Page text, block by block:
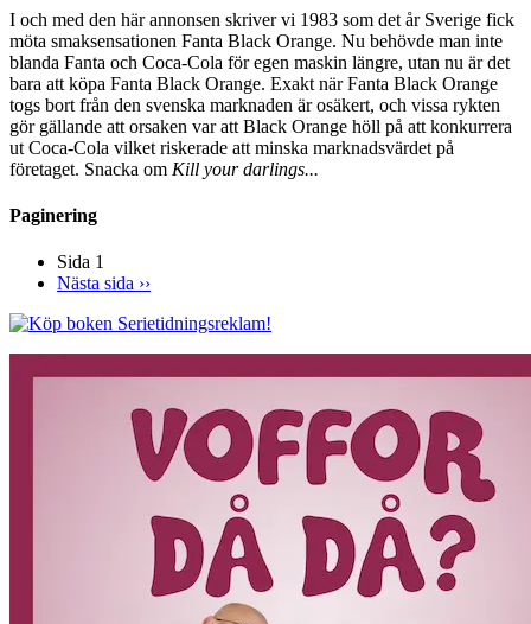
I och med den här annonsen skriver vi 1983 som det år Sverige fick
möta smaksensationen Fanta Black Orange. Nu behövde man inte
blanda Fanta och Coca-Cola för egen maskin längre, utan nu är det
bara att köpa Fanta Black Orange. Exakt när Fanta Black Orange
togs bort från den svenska marknaden är osäkert, och vissa rykten
gör gällande att orsaken var att Black Orange höll på att konkurrera
ut Coca-Cola vilket riskerade att minska marknadsvärdet på
företaget. Snacka om Kill your darlings...
Paginering
Sida 1
Nästa sida ››